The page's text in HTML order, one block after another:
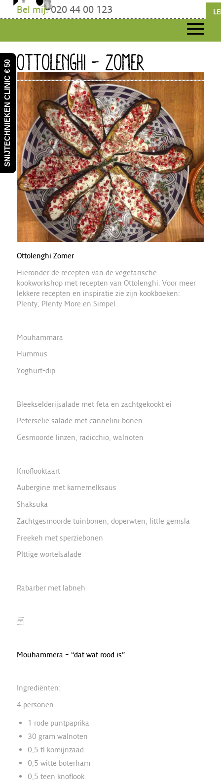
Bel mij:020 44 00 123
OTTOLENGHI – ZOMER
Ottolenghi Zomer
Hieronder de recepten van de vegetarische
kookworkshop met recepten van Ottolenghi. Voor meer
lekkere recepten en inspiratie zie zijn kookboeken:
Plenty, Plenty More en Simpel.
Mouhammara
Hummus
Yoghurt-dip
Bleekselderijsalade met feta en zachtgekookt ei
Peterselie salade met cannelini bonen
Gesmoorde linzen, radicchio, walnoten
Knoflooktaart
Aubergine met karnemelksaus
Shaksuka
Zachtgesmoorde tuinbonen, doperwten, little gemsla
Freekeh met sperziebonen
PIttige wortelsalade
Rabarber met labneh
Mouhammera – “dat wat rood is”
Ingrediënten:
4 personen
1 rode puntpaprika
30 gram walnoten
0,5 tl komijnzaad
0,5 witte boterham
0,5 teen knoflook
SNIJTECHNIEKEN CLINIC € 50